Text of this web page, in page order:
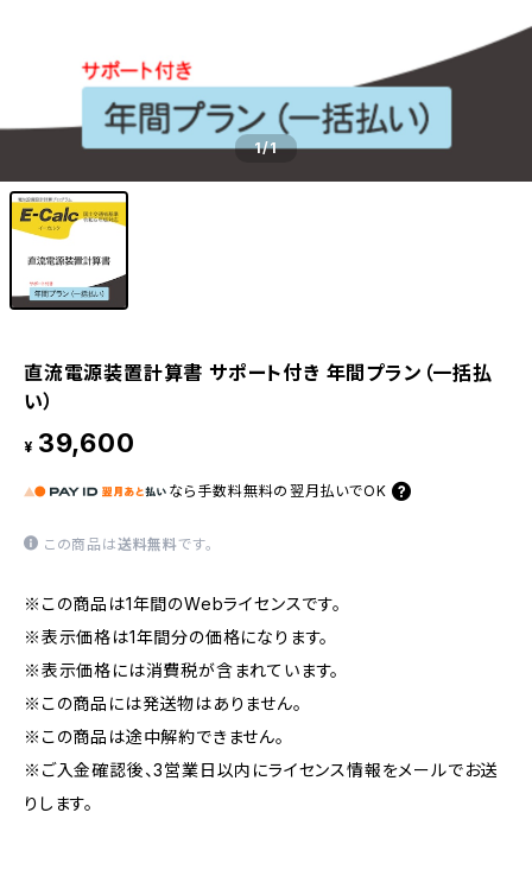
1/1
直流電源装置計算書 サポート付き 年間プラン（一括払
い）
¥ 39,600
なら 手数料無料の 翌月払いでOK
この商品は送料無料です。
※この商品は1年間のWebライセンスです。
※表示価格は1年間分の価格になります。
※表示価格には消費税が含まれています。
※この商品には発送物はありません。
※この商品は途中解約できません。
※ご入金確認後、3営業日以内にライセンス情報をメールでお送
りします。